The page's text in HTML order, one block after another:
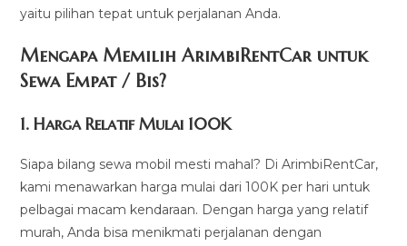
yaitu pilihan tepat untuk perjalanan Anda.
Mengapa Memilih ArimbiRentCar untuk
Sewa Empat / Bis?
1.Harga Relatif Mulai 100K
Siapa bilang sewa mobil mesti mahal? Di ArimbiRentCar,
kami menawarkan harga mulai dari 100K per hari untuk
pelbagai macam kendaraan. Dengan harga yang relatif
murah, Anda bisa menikmati perjalanan dengan